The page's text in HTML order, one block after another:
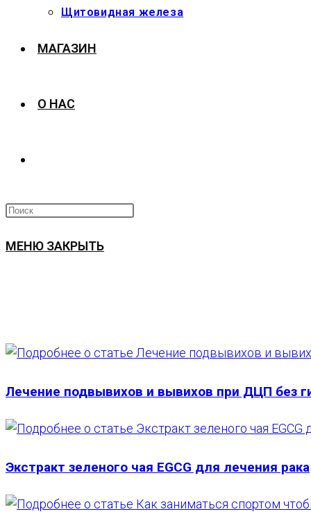
Щитовидная железа
МАГАЗИН
О НАС
ПОИСК
МЕНЮ ЗАКРЫТЬ
Лечение подвывихов и вывихов при ДЦП без
Экстракт зеленого чая EGCG для лечения рака